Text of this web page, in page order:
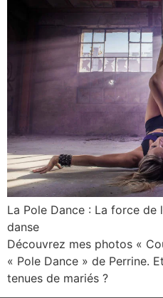
La Pole Dance : La force de
danse
Découvrez mes photos «
« Pole Dance » de Perrine.
tenues de mariés ?